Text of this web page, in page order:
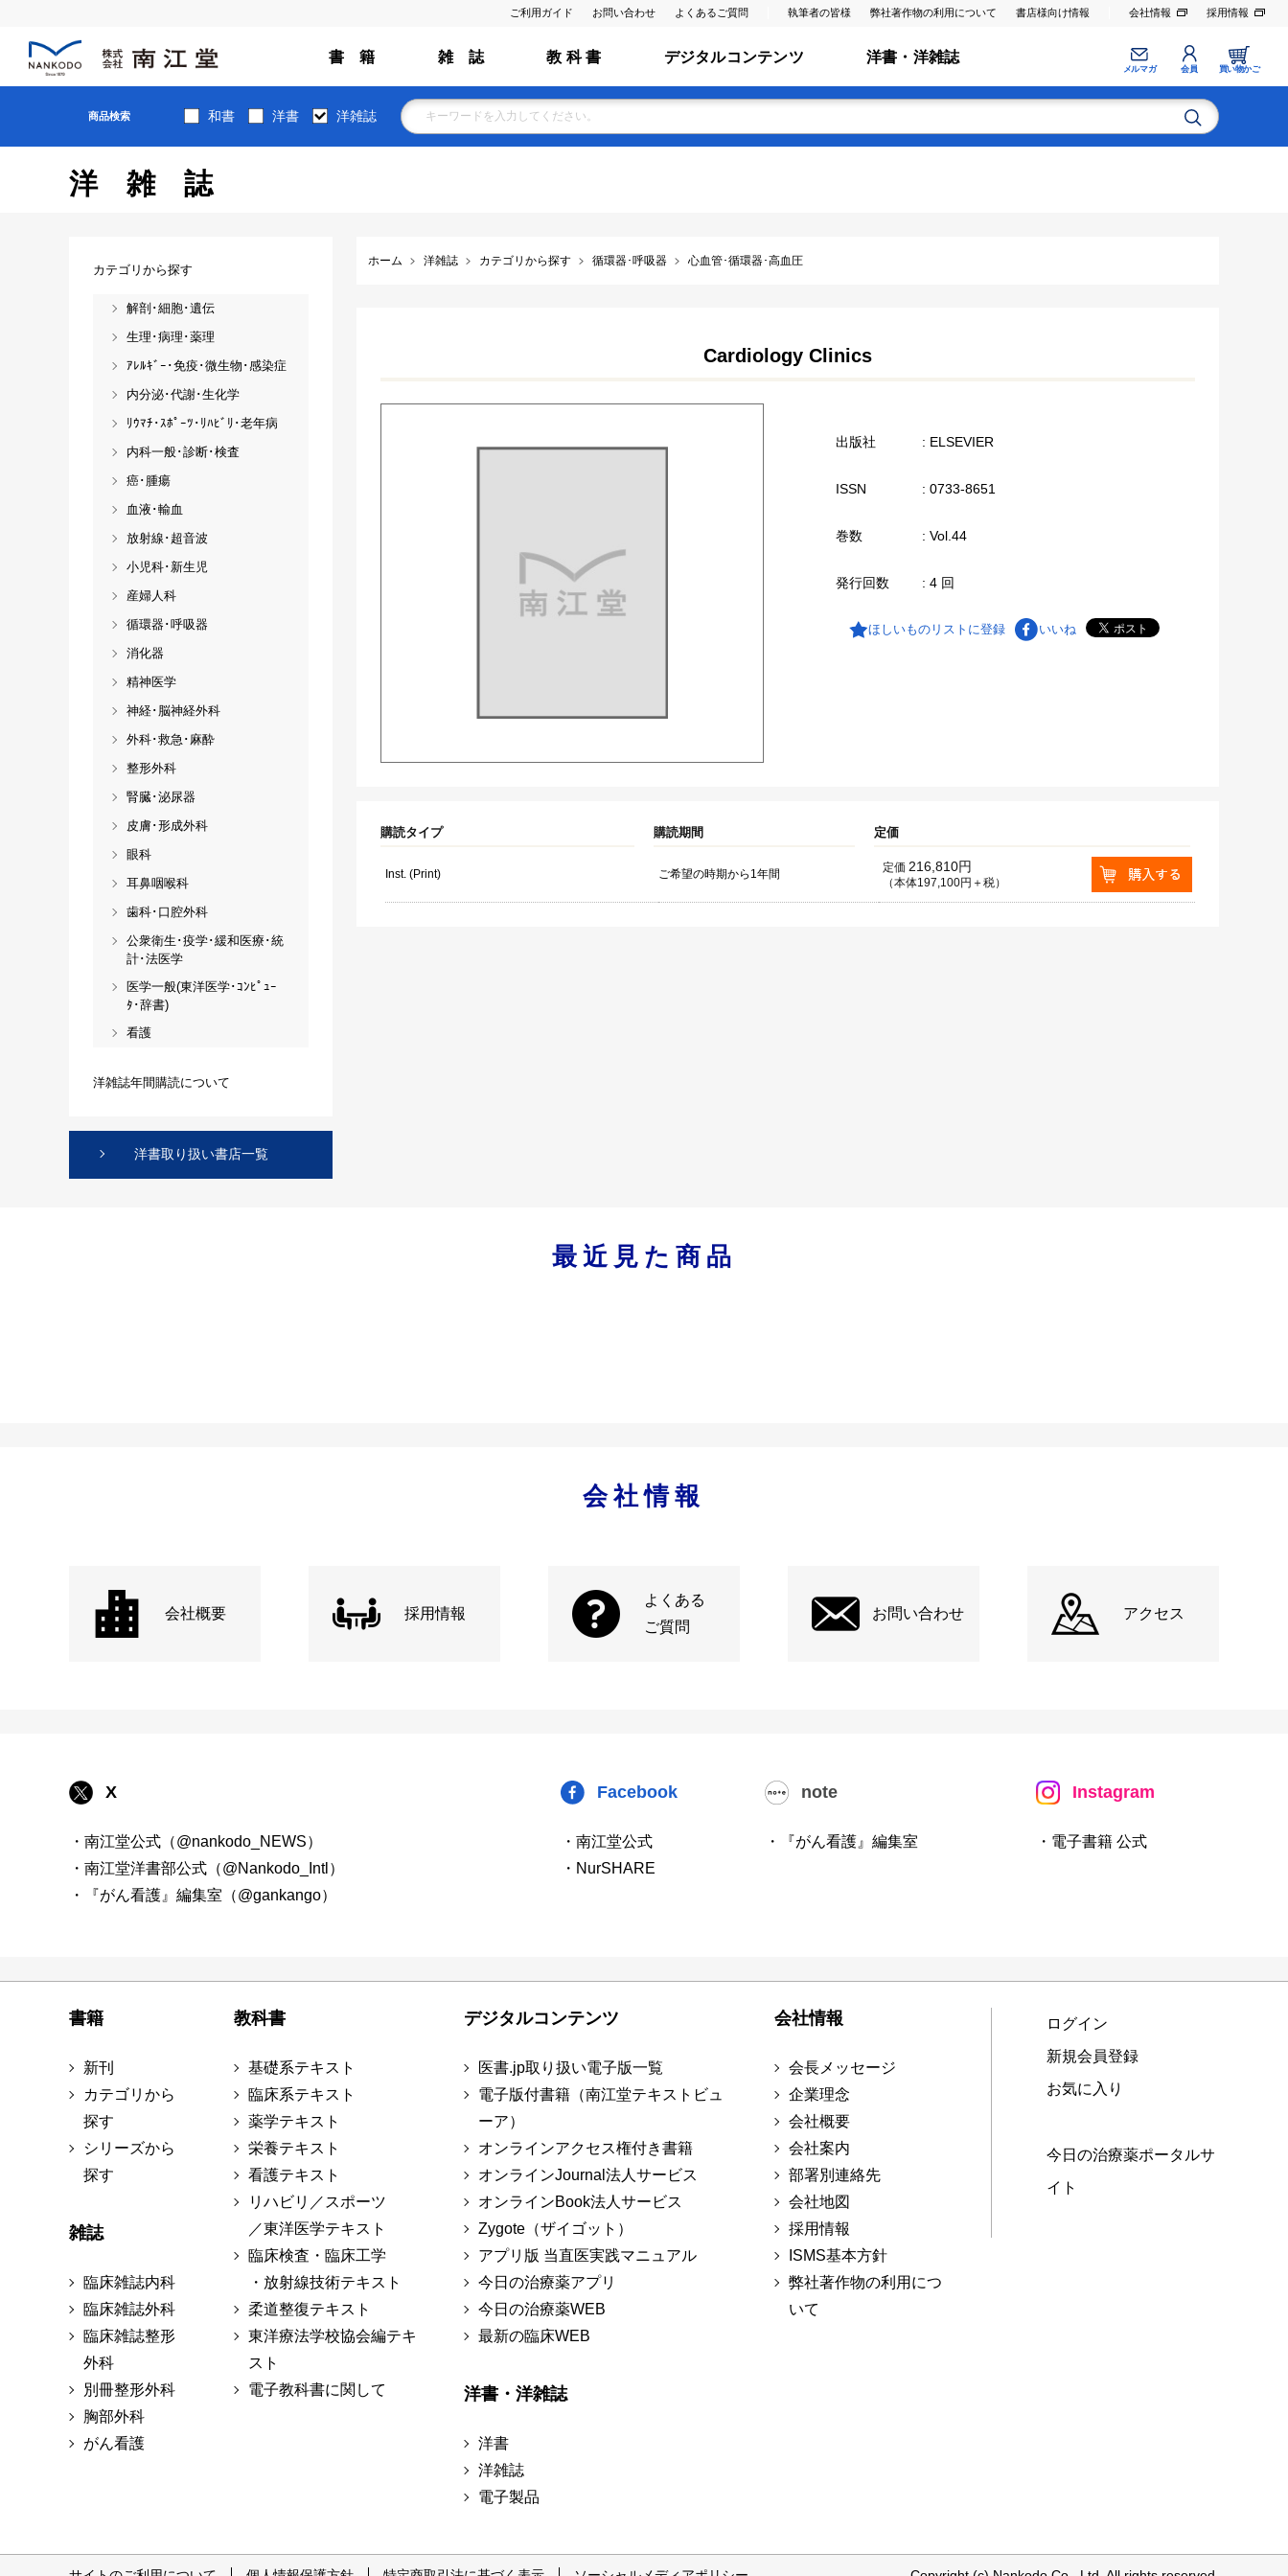
ご利用ガイド お問い合わせ よくあるご質問 執筆者の皆様 弊社著作物の利用について 書店様向け情報 会社情報 採用情報
書 籍 雑 誌 教 科 書 デジタルコンテンツ 洋書・洋雑誌
メルマガ 会員 買い物かご
商品検索 和書 洋書 洋雑誌
洋雑誌
ホーム 洋雑誌 カテゴリから探す 循環器･呼吸器 心血管･循環器･高血圧
Cardiology Clinics
出版社 : ELSEVIER
ISSN : 0733-8651
巻数 : Vol.44
発行回数 : 4 回
ほしいものリストに登録 いいね
購読タイプ 購読期間 定価
Inst. (Print) ご希望の時期から1年間 定価 216,810円
（本体197,100円＋税）
カテゴリから探す
解剖･細胞･遺伝
生理･病理･薬理
ｱﾚﾙｷﾞｰ･免疫･微生物･感染症
内分泌･代謝･生化学
ﾘｳﾏﾁ･ｽﾎﾟｰﾂ･ﾘﾊﾋﾞﾘ･老年病
内科一般･診断･検査
癌･腫瘍
血液･輸血
放射線･超音波
小児科･新生児
産婦人科
循環器･呼吸器
消化器
精神医学
神経･脳神経外科
外科･救急･麻酔
整形外科
腎臓･泌尿器
皮膚･形成外科
眼科
耳鼻咽喉科
歯科･口腔外科
公衆衛生･疫学･緩和医療･統
計･法医学
医学一般(東洋医学･ｺﾝﾋﾟｭｰ
ﾀ･辞書)
看護
洋雑誌年間購読について
洋書取り扱い書店一覧
最近見た商品
会社情報
会社概要 採用情報
よくある
ご質問
お問い合わせ アクセス
X
・南江堂公式（@nankodo_NEWS）
・南江堂洋書部公式（@Nankodo_Intl）
・『がん看護』編集室（@gankango）
Facebook
・南江堂公式
・NurSHARE
note
・『がん看護』編集室
Instagram
・電子書籍 公式
書籍
新刊
カテゴリから
探す
シリーズから
探す
雑誌
臨床雑誌内科
臨床雑誌外科
臨床雑誌整形
外科
別冊整形外科
胸部外科
がん看護
教科書
基礎系テキスト
臨床系テキスト
薬学テキスト
栄養テキスト
看護テキスト
リハビリ／スポーツ
／東洋医学テキスト
臨床検査・臨床工学
・放射線技術テキスト
柔道整復テキスト
東洋療法学校協会編テキ
スト
電子教科書に関して
デジタルコンテンツ
医書.jp取り扱い電子版一覧
電子版付書籍（南江堂テキストビュ
ーア）
オンラインアクセス権付き書籍
オンラインJournal法人サービス
オンラインBook法人サービス
Zygote（ザイゴット）
アプリ版 当直医実践マニュアル
今日の治療薬アプリ
今日の治療薬WEB
最新の臨床WEB
洋書・洋雑誌
洋書
洋雑誌
電子製品
会社情報
会長メッセージ
企業理念
会社概要
会社案内
部署別連絡先
会社地図
採用情報
ISMS基本方針
弊社著作物の利用につ
いて
ログイン
新規会員登録
お気に入り
今日の治療薬ポータルサ
イト